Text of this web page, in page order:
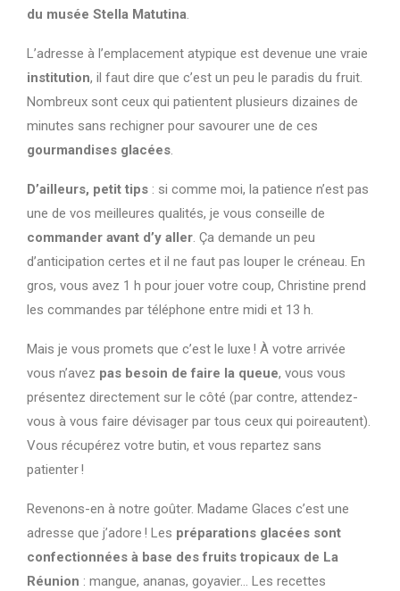
du musée Stella Matutina.
L’adresse à l’emplacement atypique est devenue une vraie
institution, il faut dire que c’est un peu le paradis du fruit.
Nombreux sont ceux qui patientent plusieurs dizaines de
minutes sans rechigner pour savourer une de ces
gourmandises glacées.
D’ailleurs, petit tips : si comme moi, la patience n’est pas
une de vos meilleures qualités, je vous conseille de
commander avant d’y aller. Ça demande un peu
d’anticipation certes et il ne faut pas louper le créneau. En
gros, vous avez 1 h pour jouer votre coup, Christine prend
les commandes par téléphone entre midi et 13 h.
Mais je vous promets que c’est le luxe ! À votre arrivée
vous n’avez pas besoin de faire la queue, vous vous
présentez directement sur le côté (par contre, attendez-
vous à vous faire dévisager par tous ceux qui poireautent).
Vous récupérez votre butin, et vous repartez sans
patienter !
Revenons-en à notre goûter. Madame Glaces c’est une
adresse que j’adore ! Les préparations glacées sont
confectionnées à base des fruits tropicaux de La
Réunion : mangue, ananas, goyavier… Les recettes